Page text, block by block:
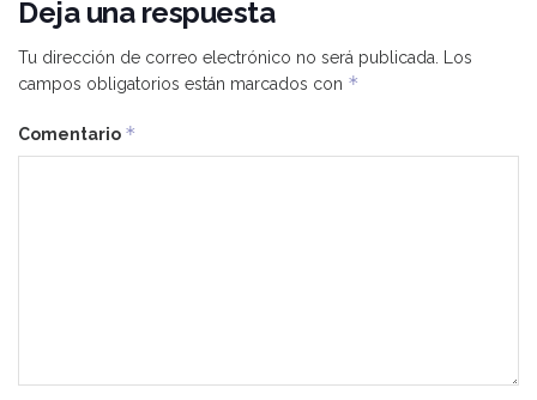
Deja una respuesta
Tu dirección de correo electrónico no será publicada. Los
campos obligatorios están marcados con *
Comentario *